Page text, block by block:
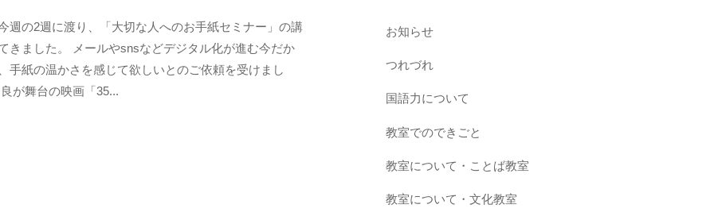
s
e
r
k
o
t
o
週の2週に渡り、「大切な人へのお手紙セミナー」の講
きました。 メールやsnsなどデジタル化が進む今だか
手紙の温かさを感じて欲しいとのご依頼を受けまし
が舞台の映画「35...
お知らせ
つれづれ
国語力について
教室でのできごと
教室について・ことば教室
教室について・文化教室